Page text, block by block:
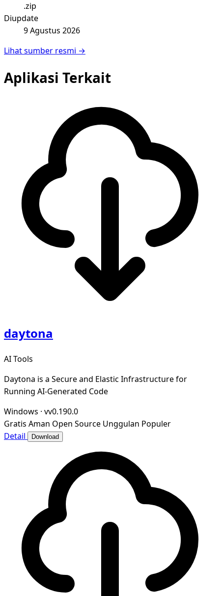
.zip
Diupdate
9 Agustus 2026
Lihat sumber resmi →
Aplikasi Terkait
daytona
AI Tools
Daytona is a Secure and Elastic Infrastructure for
Running AI-Generated Code
Windows · vv0.190.0
Gratis Aman Open Source Unggulan Populer
Detail
Download